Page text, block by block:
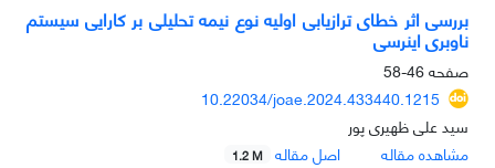
بررسی اثر خطای ترازیابی اولیه نوع نیمه تحلیلی بر کارایی سیستم
ناوبری اینرسی
صفحه46-58
10.22034/joae.2024.433440.1215
سید علی ظهیری پور
مشاهده مقاله
اصل مقاله 1.2 M